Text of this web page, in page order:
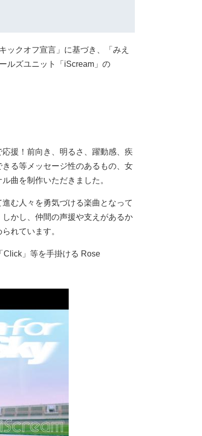
クオフ宣言」に基づき、「みえ
ルズユニット「iScream」の
援！前向き、明るさ、躍動感、疾
る等メッセージ性のあるもの、女
曲を制作いただきました。
む人々を勇気づける楽曲となって
かし、仲間の声援や支えがあるか
れています。
」等を手掛ける Rose